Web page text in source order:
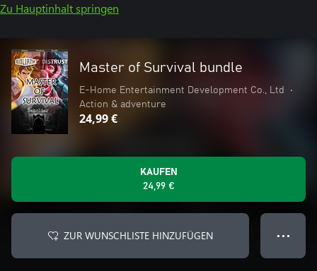
Zu Hauptinhalt springen
Master of Survival bundle
E-Home Entertainment Development Co., Ltd
•
Action & adventure
24,99 €
KAUFEN
24,99 €
ZUR WUNSCHLISTE HINZUFÜGEN ● ● ●